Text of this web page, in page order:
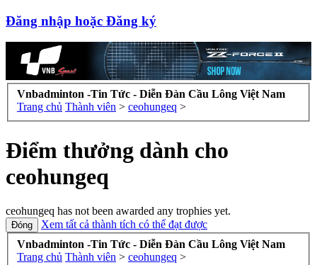
Đăng nhập hoặc Đăng ký
Vnbadminton -Tin Tức - Diễn Đàn Cầu Lông Việt Nam
Trang chủ Thành viên > ceohungeq >
Điểm thưởng dành cho
ceohungeq
ceohungeq has not been awarded any trophies yet.
Xem tất cả thành tích có thể đạt được
Vnbadminton -Tin Tức - Diễn Đàn Cầu Lông Việt Nam
Trang chủ Thành viên > ceohungeq >